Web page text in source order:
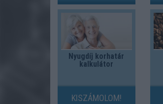
Nyugdíj korhatár
kalkulátor
KISZÁMOLOM!